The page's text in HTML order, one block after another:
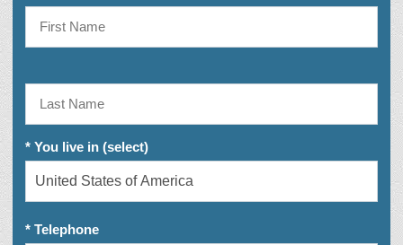
* You live in (select)
* Telephone